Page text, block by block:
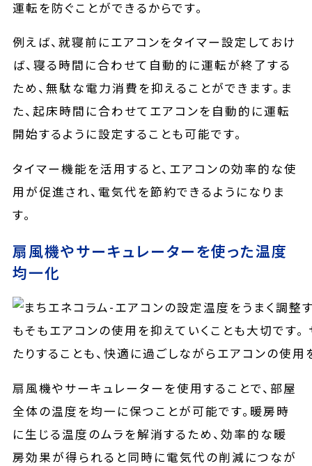
運転を防ぐことができるからです。
例えば、就寝前にエアコンをタイマー設定しておけ
ば、寝る時間に合わせて自動的に運転が終了する
ため、無駄な電力消費を抑えることができます。ま
た、起床時間に合わせてエアコンを自動的に運転
開始するように設定することも可能です。
タイマー機能を活用すると、エアコンの効率的な使
用が促進され、電気代を節約できるようになりま
す。
扇風機やサーキュレーターを使った温度
均一化
扇風機やサーキュレーターを使用することで、部屋
全体の温度を均一に保つことが可能です。暖房時
に生じる温度のムラを解消するため、効率的な暖
房効果が得られると同時に電気代の削減につなが